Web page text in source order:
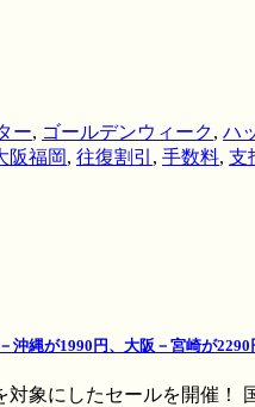
ー, ゴールデンウィーク, ハ
阪福岡, 往復割引 , 手数料, 支
沖縄が1990円、大阪－宮崎が2290
対象にしたセールを開催！